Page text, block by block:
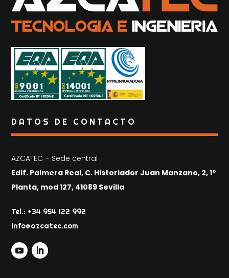
DATOS DE CONTACTO
AZCATEC – Sede central
Edif. Palmera Real, C. Historiador Juan Manzano, 2, 1º
Planta, mod 127, 41089 Sevilla
Tel.: +34 954 122 992
info@azcatec.com